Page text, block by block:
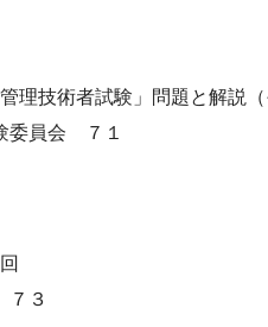
理技術者試験」問題と解説（
委員会 ７１
３